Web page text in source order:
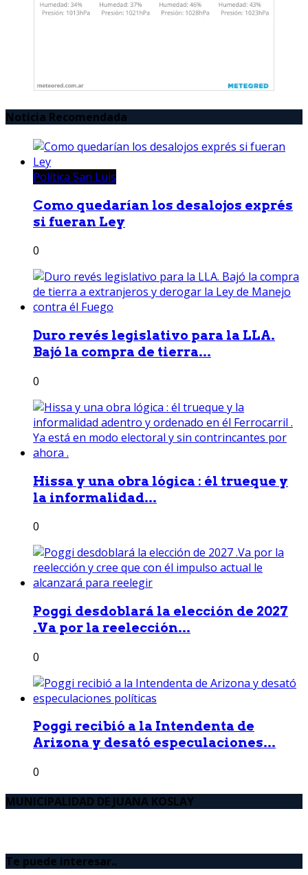
Noticia Recomendada
Política San Luis
Como quedarían los desalojos exprés
si fueran Ley
0
Duro revés legislativo para la LLA.
Bajó la compra de tierra...
0
Hissa y una obra lógica : él trueque y
la informalidad...
0
Poggi desdoblará la elección de 2027
.Va por la reelección...
0
Poggi recibió a la Intendenta de
Arizona y desató especulaciones...
0
MUNICIPALIDAD DE JUANA KOSLAY
Te puede interesar..